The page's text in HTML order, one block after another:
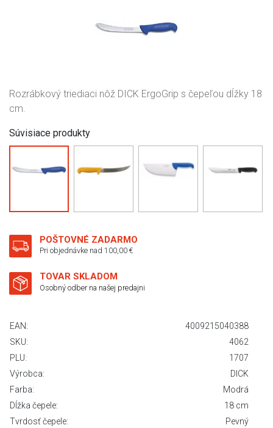
Rozrábkový triediaci nôž DICK ErgoGrip s čepeľou dĺžky 18
cm.
Súvisiace produkty
POŠTOVNÉ ZADARMO
Pri objednávke nad 100,00 €
TOVAR SKLADOM
Osobný odber na našej predajni
EAN:
4009215040388
SKU:
4062
PLU:
1707
Výrobca:
DICK
Farba:
Modrá
Dĺžka čepele:
18 cm
Tvrdosť čepele:
Pevný